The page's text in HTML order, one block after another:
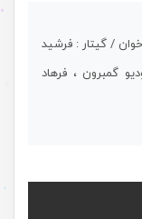
/ گیتار : فرشید
گمبرون ، فرهاد